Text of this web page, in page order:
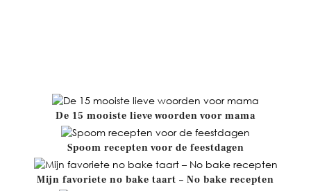
De 15 mooiste lieve woorden voor mama
Spoom recepten voor de feestdagen
Mijn favoriete no bake taart – No bake recepten